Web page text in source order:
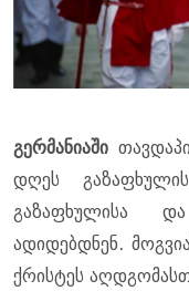
გერმანიაში
დღეს
გაზაფხულისა
ადიდებდნენ.
ქრისტეს